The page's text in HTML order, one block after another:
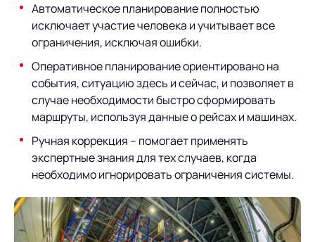
Автоматическое планирование полностью
исключает участие человека и учитывает все
ограничения, исключая ошибки.
Оперативное планирование ориентировано на
события, ситуацию здесь и сейчас, и позволяет в
случае необходимости быстро сформировать
маршруты, используя данные о рейсах и машинах.
Ручная коррекция – помогает применять
экспертные знания для тех случаев, когда
необходимо игнорировать ограничения системы.